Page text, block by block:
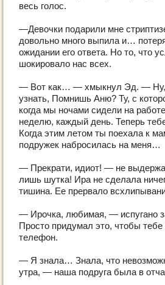
весь голос.
—Девочки подарили мне
довольно много выпила и…
ожидании его ответа. Но то, что
шокировало нас всех.
— Вот как… — хмыкнул Эд. — Ну,
узнать, Помнишь Аню? Ту, с
когда мы ночами сидели на
неделю, каждый день. Теперь
Когда этим летом ты поехала к
подружек набросилась на меня…
— Прекрати, идиот! — не
лишь шутка! Ира не сделала
тишина. Ее прервало
— Ирочка, любимая, — испугано
Просто придумал это, чтобы
телефон.
— Я знала… Знала, что
утра, — наша подруга была в